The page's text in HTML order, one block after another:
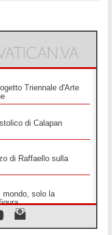
Triennale d'Arte
di Calapan
di Raffaello sulla
mondo, solo la
giorni intensi tra